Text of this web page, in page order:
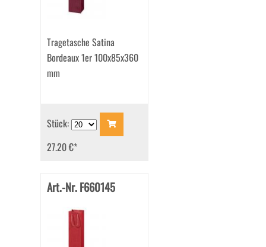
Tragetasche Satina
Bordeaux 1er 100x85x360
mm
Stück:
27.20 €*
Art.-Nr. F660145